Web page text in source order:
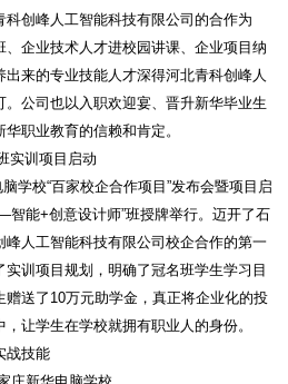
科创峰人工智能科技有限公司的合作为
企业技术人才进校园讲课、企业项目纳
出来的专业技能人才深得河北青科创峰人
公司也以入职欢迎宴、晋升新华毕业生
职业教育的信赖和肯定。
实训项目启动
学校“百家校企合作项目”发布会暨项目启
智能+创意设计师”班授牌举行。迈开了石
人工智能科技有限公司校企合作的第一
训项目规划，明确了冠名班学生学习目
送了10万元助学金，真正将企业化的投
让学生在学校就拥有职业人的身份。
战技能